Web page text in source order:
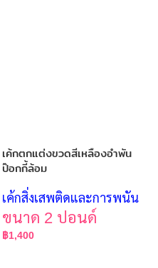
เค้กตกแต่งขวดสีเหลืองอำพัน
ป๊อกกี้ล้อม
เค้กสิ่งเสพติดและการพนัน
ขนาด 2 ปอนด์
฿1,400